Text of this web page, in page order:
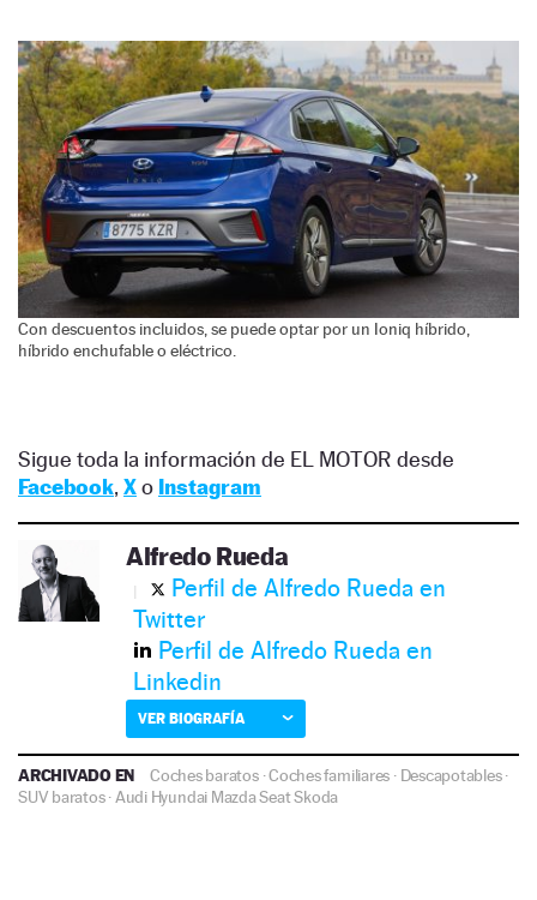
Con descuentos incluidos, se puede optar por un Ioniq híbrido,
híbrido enchufable o eléctrico.
Sigue toda la información de EL MOTOR desde
Facebook, Xo Instagram
Alfredo Rueda
Perfil de Alfredo Rueda en
Twitter
Perfil de Alfredo Rueda en
Linkedin
VER BIOGRAFÍA
ARCHIVADO EN Coches baratos·Coches familiares · Descapotables·
SUV baratos· Audi Hyundai MazdaSeatSkoda